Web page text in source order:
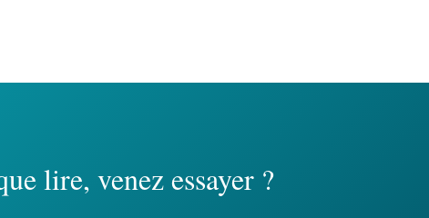
lire, venez essayer ?